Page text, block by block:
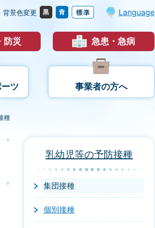
背景色変更 Language
防災 急患・急病
ツ 事業者の方へ
種
乳幼児等の予防接種
集団接種
個別接種